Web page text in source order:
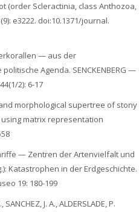
(order Scleractinia, class Anthozoa,
e3222. doi:10.1371/journal.
— aus der
Agenda. SENCKENBERG —
2): 6-17
and morphological supertree of stony
matrix representation
— Zentren der Artenvielfalt und
Katastrophen in der Erdgeschichte.
19: 180-199
SANCHEZ, J. A., ALDERSLADE, P.